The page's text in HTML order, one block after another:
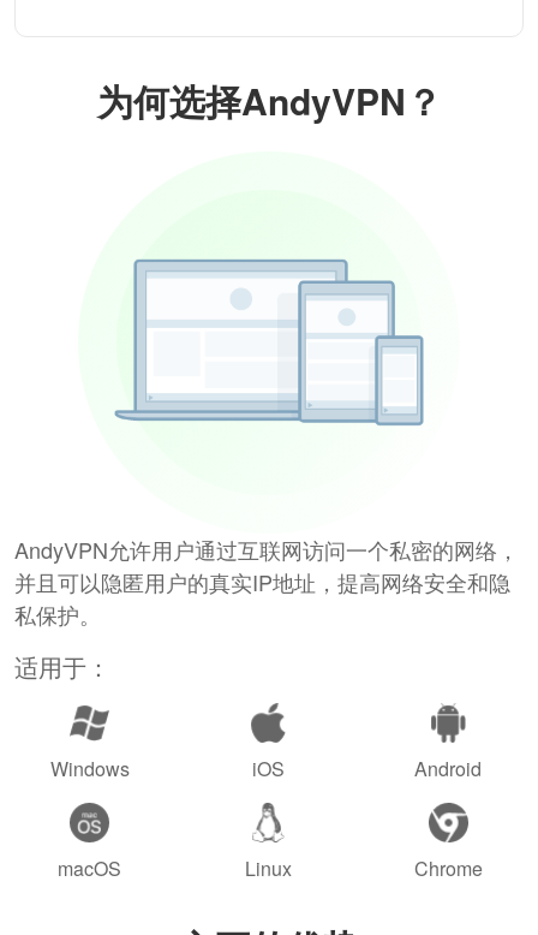
为何选择AndyVPN？
AndyVPN允许用户通过互联网访问一个私密的网络，
并且可以隐匿用户的真实IP地址，提高网络安全和隐
私保护。
适用于：
Windows iOS Android
macOS Linux Chrome